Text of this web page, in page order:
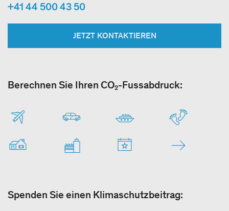
+41 44 500 43 50
JETZT KONTAKTIEREN
Berechnen Sie Ihren CO₂-Fussabdruck:
Spenden Sie einen Klimaschutzbeitrag: